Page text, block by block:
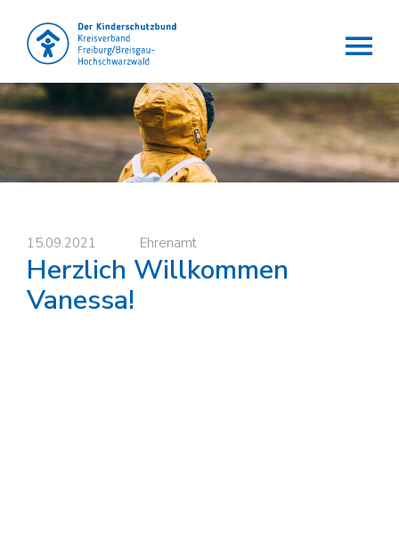
Der Kinderschutzbund e.V.
Die Lobby für Kinder
15.09.2021 Ehrenamt
Herzlich Willkommen
Vanessa!